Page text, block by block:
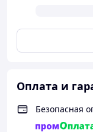
Материал:
В комплект
Оплата и
Безопасная